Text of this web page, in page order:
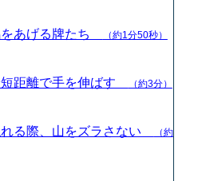
をあげる牌たち （約1分50秒）
短距離で手を伸ばす （約3分）
れる際、山をズラさない
（約